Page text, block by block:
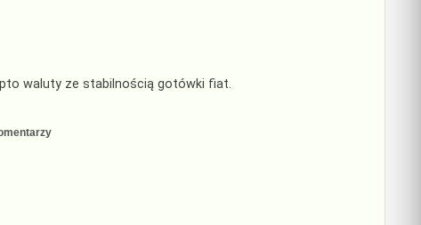
waluty ze stabilnością gotówki fiat.
do